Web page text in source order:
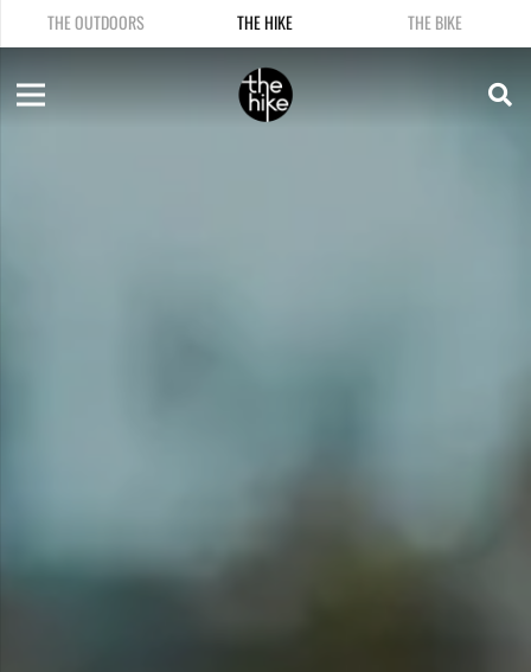
THE OUTDOORS THE HIKE THE BIKE